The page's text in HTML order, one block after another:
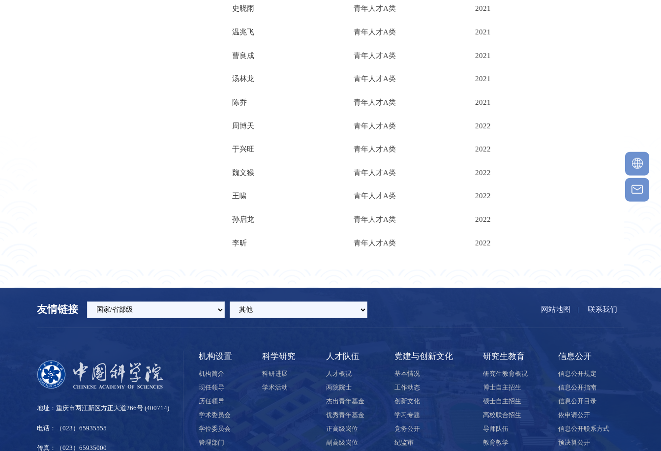
史晓雨 青年人才A类 2021
温兆飞 青年人才A类 2021
曹良成 青年人才A类 2021
汤林龙 青年人才A类 2021
陈乔 青年人才A类 2021
周博天 青年人才A类 2022
于兴旺 青年人才A类 2022
魏文猴 青年人才A类 2022
王啸 青年人才A类 2022
孙启龙 青年人才A类 2022
李昕 青年人才A类 2022
友情链接 网站地图 | 联系我们
地址：重庆市两江新区方正大道266号 (400714)
电话：（023）65935555
传真：（023）65935000
机构设置
机构简介
现任领导
历任领导
学术委员会
学位委员会
管理部门
科学研究
科研进展
学术活动
人才队伍
人才概况
两院院士
杰出青年基金
优秀青年基金
正高级岗位
副高级岗位
党建与创新文化
基本情况
工作动态
创新文化
学习专题
党务公开
纪监审
研究生教育
研究生教育概况
博士自主招生
硕士自主招生
高校联合招生
导师队伍
教育教学
信息公开
信息公开规定
信息公开指南
信息公开目录
依申请公开
信息公开联系方式
预决算公开